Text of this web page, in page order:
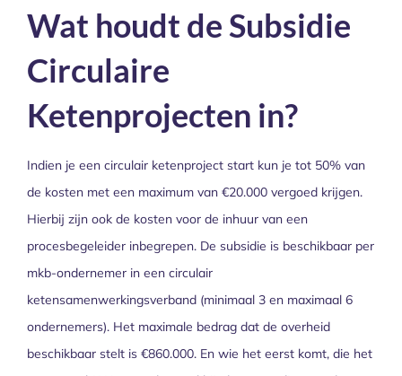
Wat houdt de Subsidie
Circulaire
Ketenprojecten in?
Indien je een circulair ketenproject start kun je tot 50% van
de kosten met een maximum van €20.000 vergoed krijgen.
Hierbij zijn ook de kosten voor de inhuur van een
procesbegeleider inbegrepen. De subsidie is beschikbaar per
mkb-ondernemer in een circulair
ketensamenwerkingsverband (minimaal 3 en maximaal 6
ondernemers). Het maximale bedrag dat de overheid
beschikbaar stelt is €860.000. En wie het eerst komt, die het